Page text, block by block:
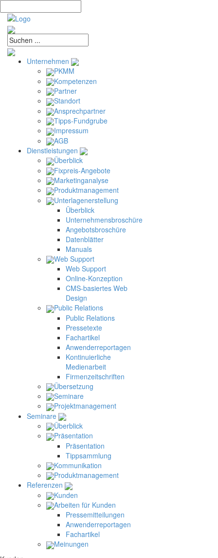
Unternehmen
PKMM
Kompetenzen
Partner
Standort
Ansprechpartner
Tipps-Fundgrube
Impressum
AGB
Dienstleistungen
Überblick
Fixpreis-Angebote
Marketinganalyse
Produktmanagement
Unterlagenerstellung
Überblick
Unternehmensbroschüre
Angebotsbroschüre
Datenblätter
Manuals
Web Support
Web Support
Online-Konzeption
CMS-basiertes Web
Design
Public Relations
Public Relations
Pressetexte
Fachartikel
Anwenderreportagen
Kontinuierliche
Medienarbeit
Firmenzeitschriften
Übersetzung
Seminare
Projektmanagement
Seminare
Überblick
Präsentation
Präsentation
Tippsammlung
Kommunikation
Produktmanagement
Referenzen
Kunden
Arbeiten für Kunden
Pressemitteilungen
Anwenderreportagen
Fachartikel
Meinungen